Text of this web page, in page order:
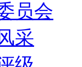
员会
采